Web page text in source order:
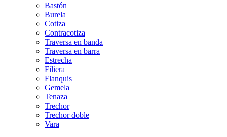
Bastón
Burela
Cotiza
Contracotiza
Traversa en banda
Traversa en barra
Estrecha
Filiera
Flanquis
Gemela
Tenaza
Trechor
Trechor doble
Vara